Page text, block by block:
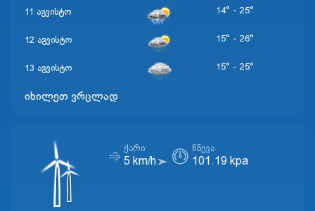
11 აგვისტო 14° - 25°
12 აგვისტო 15° - 26°
13 აგვისტო 15° - 25°
იხილეთ ვრცლად
ᲥᲐᲠᲘ
5 km/h
ᲬᲜᲔᲕᲐ
101.19 kpa